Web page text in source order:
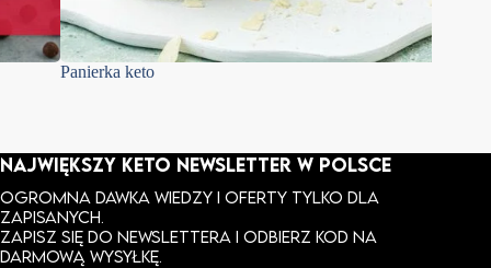
Panierka keto
NAJWIĘKSZY KETO NEWSLETTER W POLSCE
Ogromna dawka wiedzy i oferty tylko dla
zapisanych.
ZAPISZ SIĘ DO NEWSLETTERA I ODBIERZ KOD NA
DARMOWĄ WYSYŁKĘ.